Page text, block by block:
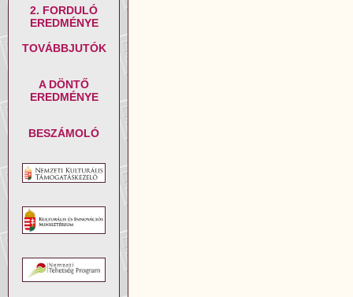
2. FORDULÓ
EREDMÉNYE
TOVÁBBJUTÓK
A DÖNTŐ
EREDMÉNYE
BESZÁMOLÓ